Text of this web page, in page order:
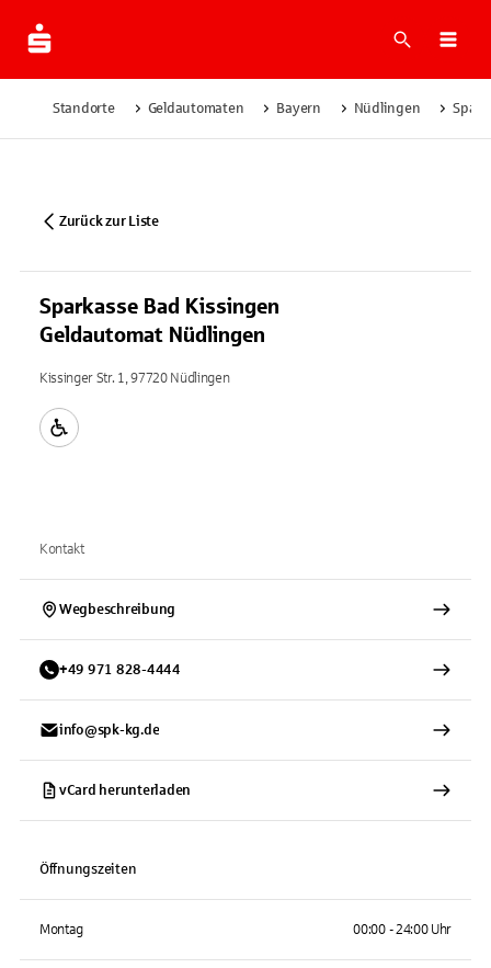
Suche
Standorte Geldautomaten Bayern Nüdlingen
Zurück zur Liste
Sparkasse Bad Kissingen
Geldautomat Nüdlingen
Kissinger Str. 1, 97720 Nüdlingen
Kontakt
Wegbeschreibung
+49 971 828-4444
info@spk-kg.de
vCard herunterladen
Öffnungszeiten
Montag 00:00 - 24:00 Uhr